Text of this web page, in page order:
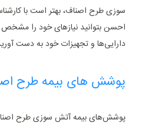
سوزی طرح اصناف، بهتر است با
احسن بتوانید نیازهای خود را
دارایی‌ها و تجهیزات خود به دست
پوشش های بیمه طرح
پوشش‌های بیمه آتش سوزی طرح اصناف